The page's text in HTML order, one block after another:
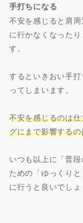
手打ちになる
不安を感じると肩
に行かなくなった
す。
するといきおい手
ってしまいます。
不安を感じるのは
グにまで影響する
いつも以上に「普
ための「ゆっくり
に行うと良いでしょ